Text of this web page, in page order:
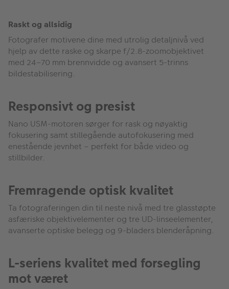
Raskt og allsidig
Fotografer motivene dine med utrolig detaljnivå ved
hjelp av dette raske og skarpe f/2.8-zoomobjektivet
med 24–70 mm brennvidde og avansert 5-trinns
bildestabilisering.
Responsivt og presist
Nano USM-motoren sørger for rask og nøyaktig
fokusering samt stillegående autofokusering med
enestående jevnhet – perfekt for både video og
stillbilder.
Fremragende optisk kvalitet
Ta fotograferingen din til neste nivå med tre glasstøpte
asfæriske objektivelementer og tre UD-linseelementer,
avanserte optiske belegg og 9-bladers blenderåpning.
L-seriens kvalitet med forsegling
mot været